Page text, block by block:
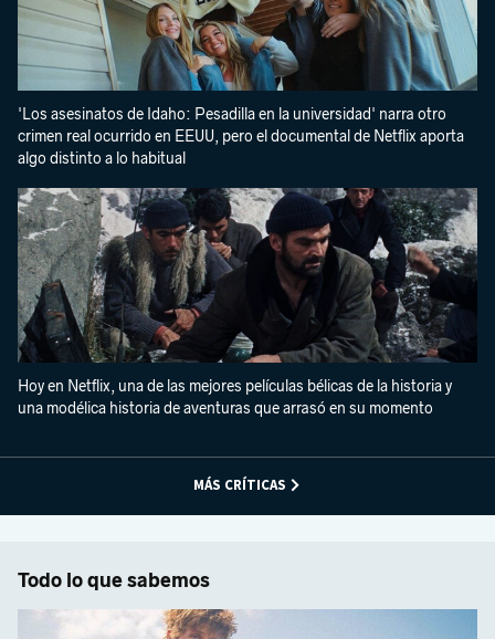
'Los asesinatos de Idaho: Pesadilla en la universidad' narra otro
crimen real ocurrido en EEUU, pero el documental de Netflix aporta
algo distinto a lo habitual
Hoy en Netflix, una de las mejores películas bélicas de la historia y
una modélica historia de aventuras que arrasó en su momento
MÁS CRÍTICAS
Todo lo que sabemos